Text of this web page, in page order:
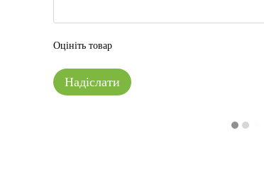
Оцініть товар
Надіслати